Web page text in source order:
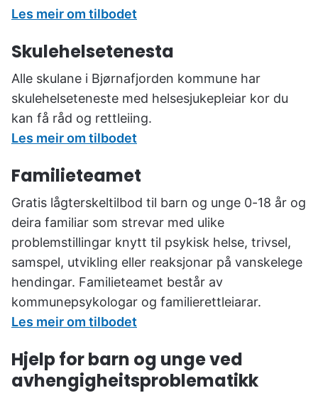
Les meir om tilbodet
Skulehelsetenesta
Alle skulane i Bjørnafjorden kommune har
skulehelseteneste med helsesjukepleiar kor du
kan få råd og rettleiing.
Les meir om tilbodet
Familieteamet
Gratis lågterskeltilbod til barn og unge 0-18 år og
deira familiar som strevar med ulike
problemstillingar knytt til psykisk helse, trivsel,
samspel, utvikling eller reaksjonar på vanskelege
hendingar. Familieteamet består av
kommunepsykologar og familierettleiarar.
Les meir om tilbodet
Hjelp for barn og unge ved
avhengigheitsproblematikk